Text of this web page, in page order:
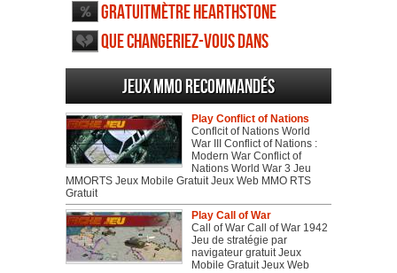
Gratuitmètre Hearthstone
Que changeriez-vous dans
Hearthstone
Jeux MMO recommandés
Play Conflict of Nations
Conflcit of Nations World
War III Conflict of Nations :
Modern War Conflict of
Nations World War 3 Jeu
MMORTS Jeux Mobile Gratuit Jeux Web MMO RTS
Gratuit
Play Call of War
Call of War Call of War 1942
Jeu de stratégie par
navigateur gratuit Jeux
Mobile Gratuit Jeux Web